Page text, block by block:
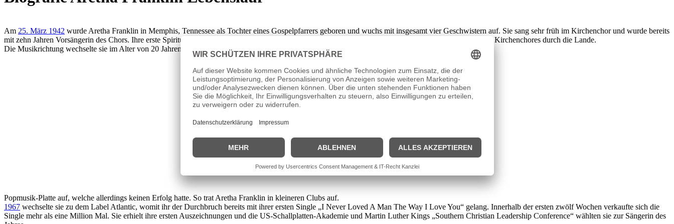
Am 25. März 1942 wurde Aretha Franklin in Memphis, Tennessee als Tochter eines Gospelpfarrers geboren und wuchs mit insgesamt vier Geschwistern auf. Sie sang sehr früh im Kirchenchor und wurde bereits
mit zehn Jahren Vorsängerin des Chors. Ihre erste Spiritualplatte nahm sie als Dreizehnjährige auf und ein Jahr später reiste sie als Solistin ihres heimischen Kirchenchores durch die Lande.
Die Musikrichtung wechselte sie im Alter von 20 Jahren und nahm bei dem Label Columbia ihre erste
Popmusik-Platte auf, welche allerdings keinen Erfolg hatte. So trat Aretha Franklin in kleineren Clubs auf.
1967 wechselte sie zu dem Label Atlantic, womit ihr der Durchbruch bereits mit ihrer ersten Single „I Never Loved A Man The Way I Love You“ gelang. Innerhalb der ersten zwölf Wochen verkaufte sich die
Single mehr als eine Million Mal. Sie erhielt ihre ersten Auszeichnungen und die US-Schallplatten-Akademie und Martin Luther Kings „Southern Christian Leadership Conference“ wählten sie zur Sängerin des